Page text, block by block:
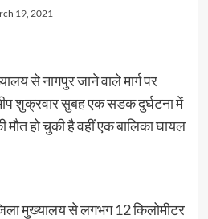
19, 2021
से नागपुर जाने वाले मार्ग पर
शुक्रवार सुबह एक सडक दुर्घटना में
हो चुकी है वहीं एक बालिका घायल
मुख्यालय से लगभग 12 किलोमीटर